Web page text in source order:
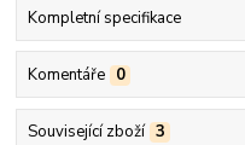
Kompletní specifikace
Komentáře 0
Související zboží 3